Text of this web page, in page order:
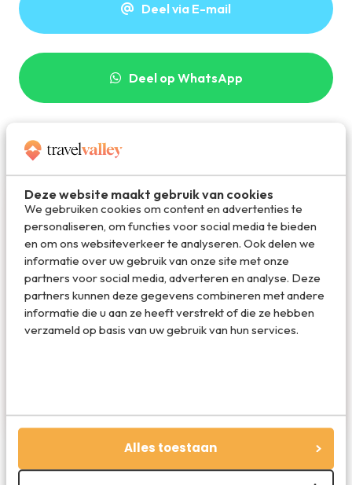
Deze website maakt gebruik van cookies
We gebruiken cookies om content en advertenties te
personaliseren, om functies voor social media te bieden
en om ons websiteverkeer te analyseren. Ook delen we
informatie over uw gebruik van onze site met onze
partners voor social media, adverteren en analyse. Deze
partners kunnen deze gegevens combineren met andere
informatie die u aan ze heeft verstrekt of die ze hebben
verzameld op basis van uw gebruik van hun services.
Alles toestaan
Deel via E-mail
Deel op WhatsApp
Redactie Travelvalley